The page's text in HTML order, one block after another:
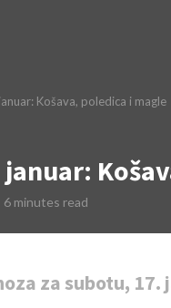
Košava, poledica i magle
6 minutes read
za subotu,